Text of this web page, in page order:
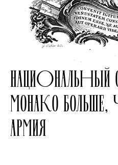
НАЦИОНАЛЬНЫЙ
МОНАКО
АРМИЯ